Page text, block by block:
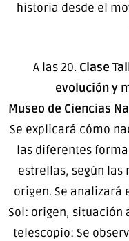
historia desde el
A las 20. Clase
evolución y
Museo de Ciencias
Se explicará cómo
las diferentes
estrellas, según las
origen. Se
Sol: origen, situación
telescopio: Se